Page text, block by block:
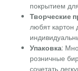
покрытием
Творческие
любят картон
Упаковка:
розничные